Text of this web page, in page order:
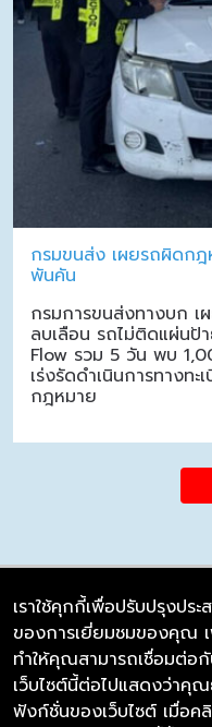
กรมขนส่ง เผยรถผิดกฎ
พันคัน
กรมการขนส่งทางบก เ
ลบเลือน รถไม่ติดแผ่นป้
Flow รวม 5 วัน พบ
เร่งรัดดำเนินการทางท
กฎหมาย
บริษัท ซิมลิงค์ จำกัด
98/226 Bangrakyai-
Bangyai, Nonthaburi
เราใช้คุกกี้เพื่อปรับปรุงปร
ของการเยี่ยมชมของคุณ เ
ทำให้คุณสามารถเชื่อมต่อ
เว็บไซต์นี้ต่อไปแสดงว่าคุ
ฟังก์ชั่นของเว็บไซต์ เมื่อค